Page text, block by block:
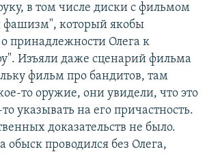
в том числе диски с фильмом
который якобы
о принадлежности Олега к
Изъяли даже сценарий фильма
фильм про бандитов, там
то оружие, они увидели, что это
указывать на его причастность.
доказательств не было.
обыск проводился без Олега,